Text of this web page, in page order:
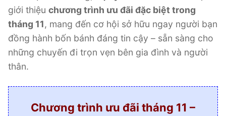
giới thiệu chương trình ưu đãi đặc biệt trong
tháng 11, mang đến cơ hội sở hữu ngay người bạn
đồng hành bốn bánh đáng tin cậy – sẵn sàng cho
những chuyến đi trọn vẹn bên gia đình và người
thân.
Chương trình ưu đãi tháng 11 –